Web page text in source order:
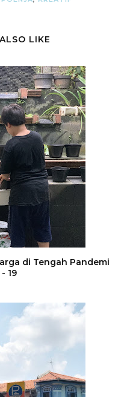
LIKE
di Tengah Pandemi
19